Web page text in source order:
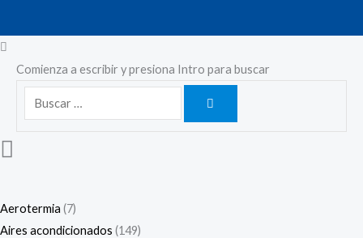
Comienza a escribir y presiona Intro para buscar
Aerotermia 7
Aires acondicionados 149